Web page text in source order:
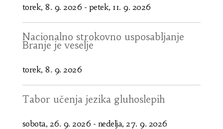
torek, 8. 9. 2026 - petek, 11. 9. 2026
Nacionalno strokovno usposabljanje
Branje je veselje
torek, 8. 9. 2026
Tabor učenja jezika gluhoslepih
sobota, 26. 9. 2026 - nedelja, 27. 9. 2026